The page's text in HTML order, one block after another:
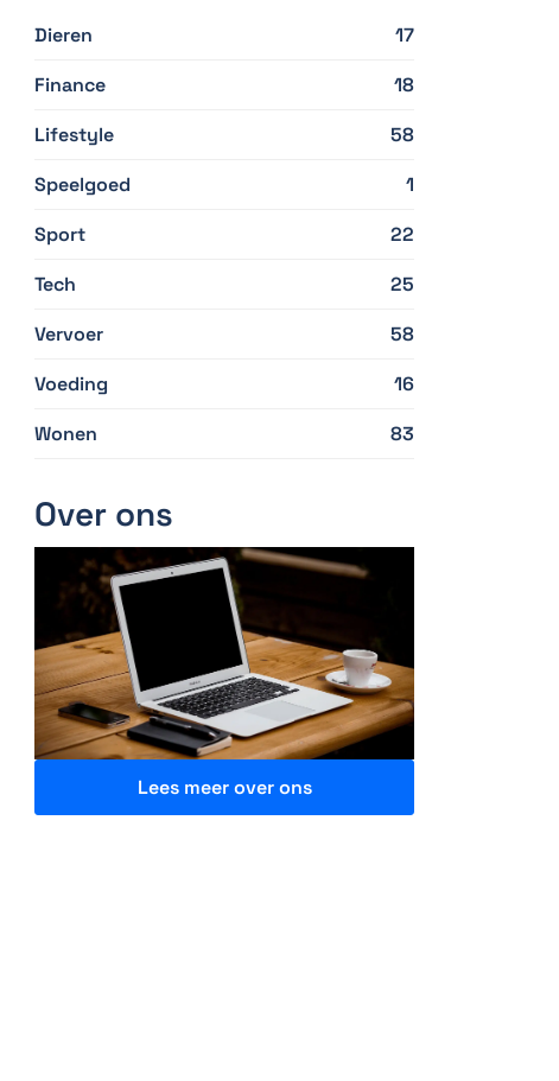
Dieren
17
Finance
18
Lifestyle
58
Speelgoed
1
Sport
22
Tech
25
Vervoer
58
Voeding
16
Wonen
83
Over ons
Lees meer over ons